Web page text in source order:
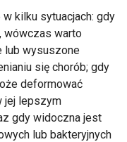
kilku sytuacjach: gdy
wówczas warto
lub wysuszone
się chorób; gdy
deformować
jej lepszym
gdy widoczna jest
lub bakteryjnych